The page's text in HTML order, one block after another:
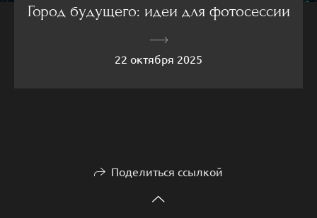
Город будущего: идеи для фотосессии
22 октября 2025
Поделиться ссылкой